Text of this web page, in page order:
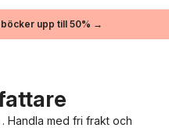
upp till 50% →
Handla med fri frakt och